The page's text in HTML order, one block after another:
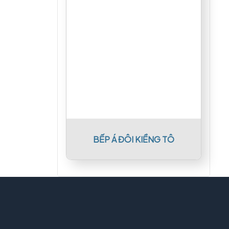
BẾP Á ĐÔI KIỀNG TÔ